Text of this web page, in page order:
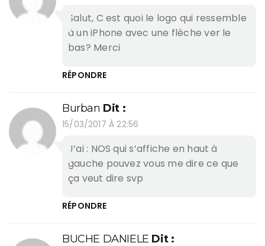
Salut, C est quoi le logo qui ressemble
à un iPhone avec une flèche ver le
bas? Merci
RÉPONDRE
Burban Dit :
15/03/2017 À 22:56
J’ai : NOS qui s’affiche en haut à
gauche pouvez vous me dire ce que
ça veut dire svp
RÉPONDRE
BUCHE DANIELE Dit :